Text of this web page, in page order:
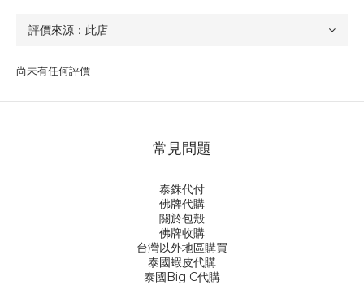
尚未有任何評價
常見問題
泰銖代付
佛牌代購
關於包殼
佛牌收購
台灣以外地區購買
泰國蝦皮代購
泰國Big C代購